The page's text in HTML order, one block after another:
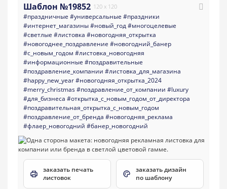
Шаблон №19852 120 x 120
#праздничные #универсальные #праздники
#интернет_магазины#новый_год#многоцелевые
#светлые #листовка #новогодняя_открытка
#новогоднее_поздравление #новогодний_банер
#с_новым_годом #листовка_новогодняя
#информационные #поздравительные
#поздравление_компании #листовка_для_магазина
#happy_new_year#новогодняя_открытка_2024
#merry_christmas#поздравление_от_компании #luxury
#для_бизнеса #открытка_с_новым_годом_от_директора
#поздравительная_открытка_с_новым_годом
#поздравление_от_бренда #новогодняя_реклама
#флаер_новогодний #банер_новогодний
заказать печать
листовок
заказать дизайн
по шаблону